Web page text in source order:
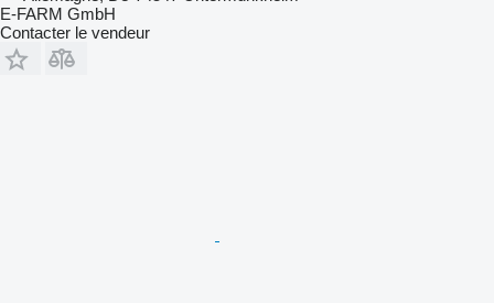
E-FARM GmbH
Contacter le vendeur